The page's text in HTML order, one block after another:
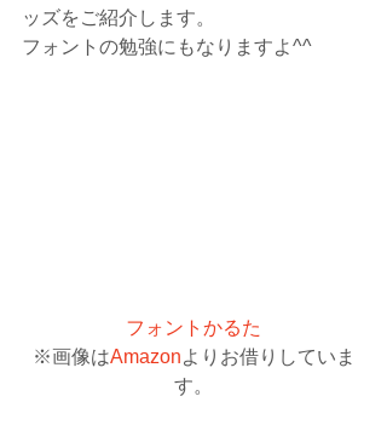
ッズをご紹介します。
フォントの勉強にもなりますよ^^
フォントかるた
※画像はAmazonよりお借りしていま
す。